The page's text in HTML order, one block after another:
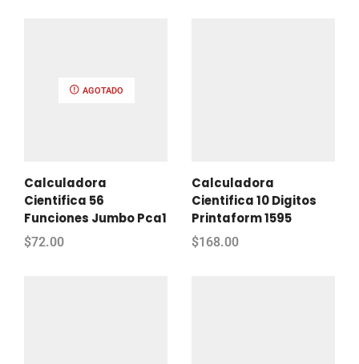
AGOTADO
Calculadora
Cientifica 56
Funciones Jumbo Pca1
$72.00
Calculadora
Cientifica 10 Digitos
Printaform 1595
$168.00